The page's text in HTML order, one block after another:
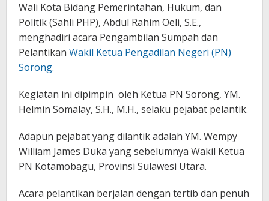
Wali Kota Bidang Pemerintahan, Hukum, dan
Politik (Sahli PHP), Abdul Rahim Oeli, S.E.,
menghadiri acara Pengambilan Sumpah dan
Pelantikan Wakil Ketua Pengadilan Negeri (PN)
Sorong.
Kegiatan ini dipimpin oleh Ketua PN Sorong, YM.
Helmin Somalay, S.H., M.H., selaku pejabat pelantik.
Adapun pejabat yang dilantik adalah YM. Wempy
William James Duka yang sebelumnya Wakil Ketua
PN Kotamobagu, Provinsi Sulawesi Utara.
Acara pelantikan berjalan dengan tertib dan penuh